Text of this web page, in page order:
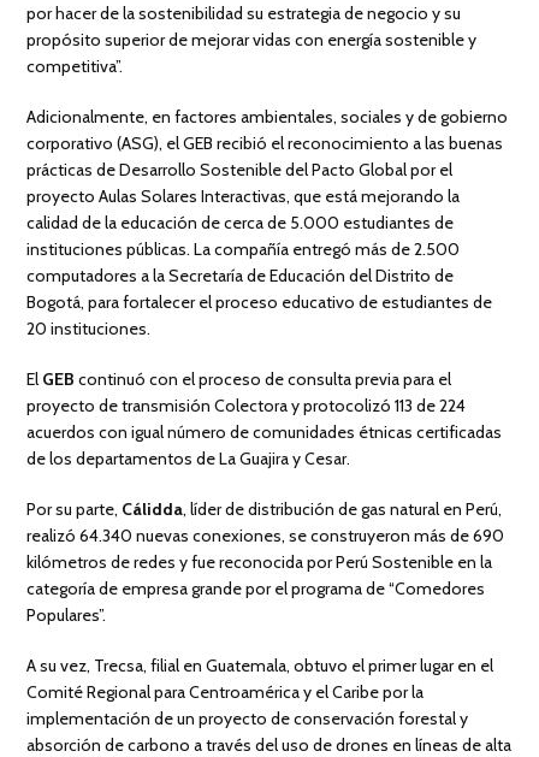
por hacer de la sostenibilidad su estrategia de negocio y su
propósito superior de mejorar vidas con energía sostenible y
competitiva”.
Adicionalmente, en factores ambientales, sociales y de gobierno
corporativo (ASG), el GEB recibió el reconocimiento a las buenas
prácticas de Desarrollo Sostenible del Pacto Global por el
proyecto Aulas Solares Interactivas, que está mejorando la
calidad de la educación de cerca de 5.000 estudiantes de
instituciones públicas. La compañía entregó más de 2.500
computadores a la Secretaría de Educación del Distrito de
Bogotá, para fortalecer el proceso educativo de estudiantes de
20 instituciones.
El GEB continuó con el proceso de consulta previa para el
proyecto de transmisión Colectora y protocolizó 113 de 224
acuerdos con igual número de comunidades étnicas certificadas
de los departamentos de La Guajira y Cesar.
Por su parte, Cálidda, líder de distribución de gas natural en Perú,
realizó 64.340 nuevas conexiones, se construyeron más de 690
kilómetros de redes y fue reconocida por Perú Sostenible en la
categoría de empresa grande por el programa de “Comedores
Populares”.
A su vez, Trecsa, filial en Guatemala, obtuvo el primer lugar en el
Comité Regional para Centroamérica y el Caribe por la
implementación de un proyecto de conservación forestal y
absorción de carbono a través del uso de drones en líneas de alta